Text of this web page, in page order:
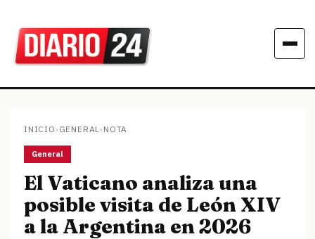
INICIO› GENERAL› NOTA
General
El Vaticano analiza una
posible visita de León XIV
a la Argentina en 2026